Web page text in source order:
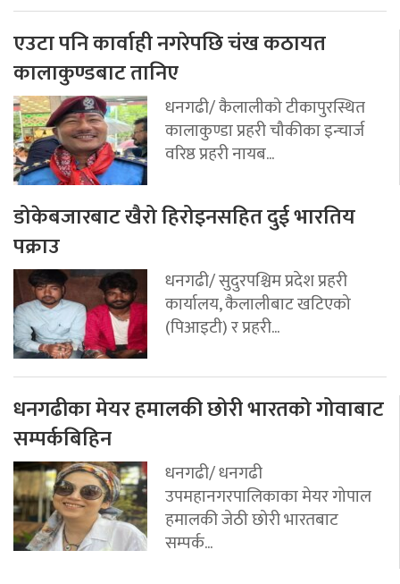
एउटा पनि कार्वाही नगरेपछि चंख कठायत
कालाकुण्डबाट तानिए
धनगढी/ कैलालीको टीकापुरस्थित
कालाकुण्डा प्रहरी चौकीका इन्चार्ज
वरिष्ठ प्रहरी नायब...
डोकेबजारबाट खैरो हिरोइनसहित दुई भारतिय
पक्राउ
धनगढी/ सुदुरपश्चिम प्रदेश प्रहरी
कार्यालय, कैलालीबाट खटिएको
(पिआइटी) र प्रहरी...
धनगढीका मेयर हमालकी छोरी भारतको गोवाबाट
सम्पर्कबिहिन
धनगढी/ धनगढी
उपमहानगरपालिकाका मेयर गोपाल
हमालकी जेठी छोरी भारतबाट
सम्पर्क...